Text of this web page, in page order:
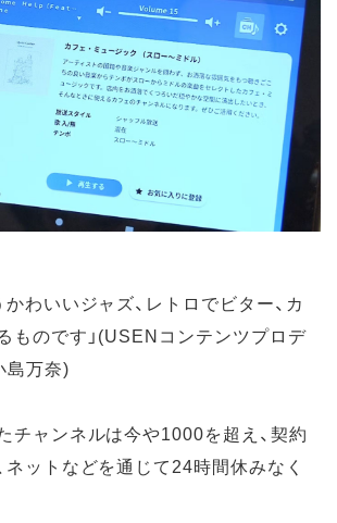
かわいいジャズ、レトロでビター、カ
ものです」(USENコンテンツプロデ
島万奈)
チャンネルは今や1000を超え、契約
ネットなどを通じて24時間休みなく